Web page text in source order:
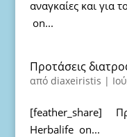
αναγκαίες και για
on...
Προτάσεις
από diaxeiristis |
[feather_share]
Herbalife on...